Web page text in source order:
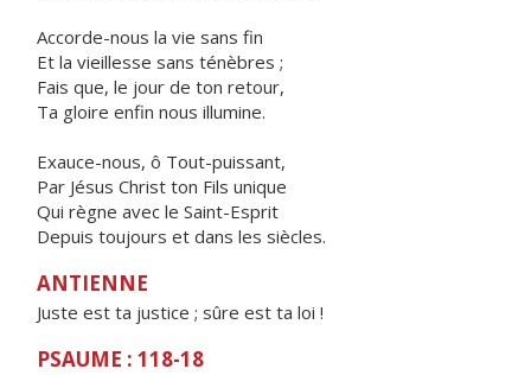
Accorde-nous la vie sans fin
Et la vieillesse sans ténèbres ;
Fais que, le jour de ton retour,
Ta gloire enfin nous illumine.
Exauce-nous, ô Tout-puissant,
Par Jésus Christ ton Fils unique
Qui règne avec le Saint-Esprit
Depuis toujours et dans les siècles.
ANTIENNE
Juste est ta justice ; sûre est ta loi !
PSAUME : 118-18